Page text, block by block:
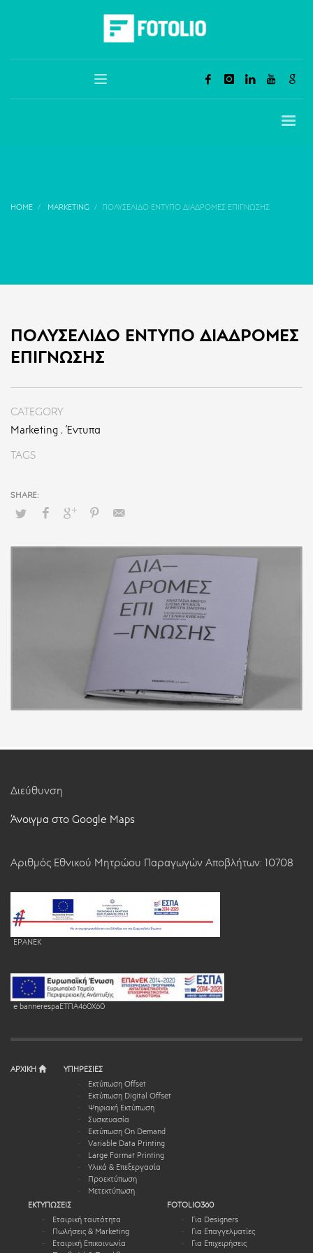
HOME MARKETING ΠΟΛΥΣΈΛΙΔΟ ΈΝΤΥΠΟ ΔΙΑΔΡΟΜΕΣ ΕΠΙΓΝΩΣΗΣ
ΠΟΛΥΣΈΛΙΔΟ ΈΝΤΥΠΟ ΔΙΑΔΡΟΜΕΣ
ΕΠΙΓΝΩΣΗΣ
CATEGORY
Marketing , Έντυπα
TAGS
Διεύθυνση
Άνοιγμα στο Google Maps
Αριθμός Εθνικού Μητρώου Παραγωγών Αποβλήτων: 10708
EPANEK
e bannerespaEΤΠΑ460X60
ΑΡΧΙΚΗ
ΥΠΗΡΕΣΙΕΣ
Εκτύπωση Offset
Εκτύπωση Digital Offset
Ψηφιακή Εκτύπωση
Συσκευασία
Εκτύπωση On Demand
Variable Data Printing
Large Format Printing
Υλικά & Επεξεργασία
Προεκτύπωση
Μετεκτύπωση
ΕΚΤΥΠΩΣΕΙΣ
Εταιρική ταυτότητα
Πωλήσεις & Marketing
Εταιρική Επικοινωνία
FOTOLIO360
Για Designers
Για Επαγγελματίες
Για Επιχειρήσεις